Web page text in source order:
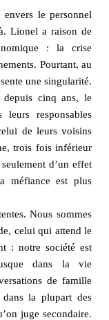
le personnel
Lionel a raison de
: la crise
Pourtant, au
une singularité.
depuis cinq ans, le
responsables
de leurs voisins
trois fois inférieur
d’un effet
méfiance est plus
Nous sommes
celui qui attend le
: notre société est
dans la vie
de famille
la plupart des
juge secondaire.